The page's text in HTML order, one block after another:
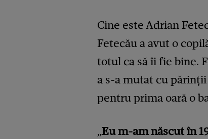
Cine este Adrian
Fetecău a avut o
totul ca să îi fie bine.
a s-a mutat cu
pentru prima oară o
„Eu m-am născut în